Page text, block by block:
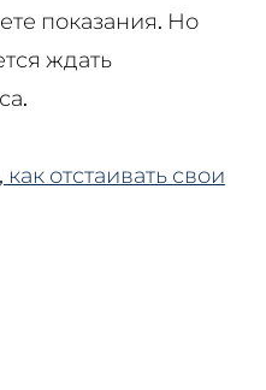
показания. Но
ждать
отстаивать свои